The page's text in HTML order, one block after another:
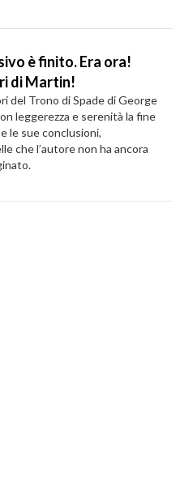
è finito. Era ora!
di Martin!
del Trono di Spade di George
leggerezza e serenità la fine
le sue conclusioni,
che l’autore non ha ancora